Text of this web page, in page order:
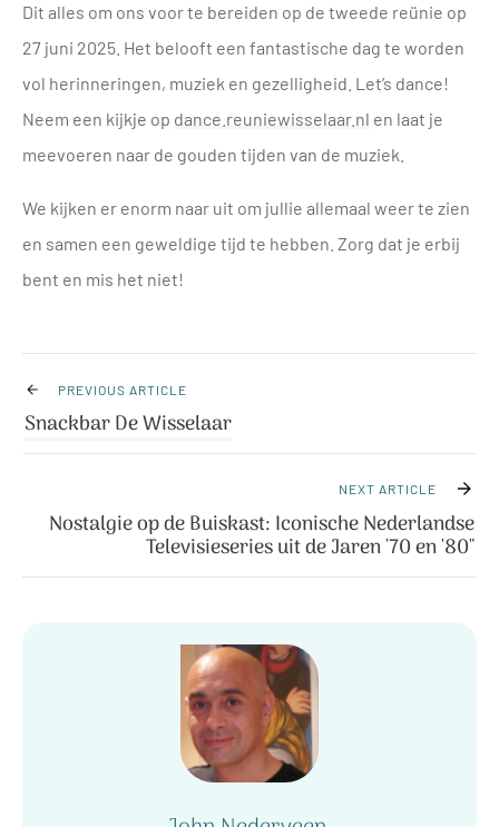
Dit alles om ons voor te bereiden op de tweede reünie op
27 juni 2025. Het belooft een fantastische dag te worden
vol herinneringen, muziek en gezelligheid. Let’s dance!
Neem een kijkje op dance.reuniewisselaar.nl en laat je
meevoeren naar de gouden tijden van de muziek.
We kijken er enorm naar uit om jullie allemaal weer te zien
en samen een geweldige tijd te hebben. Zorg dat je erbij
bent en mis het niet!
PREVIOUS ARTICLE
Snackbar De Wisselaar
NEXT ARTICLE
Nostalgie op de Buiskast: Iconische Nederlandse
Televisieseries uit de Jaren '70 en '80"